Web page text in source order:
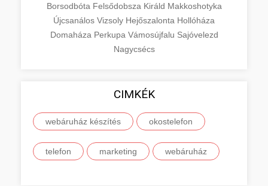
Borsodbóta Felsődobsza Királd Makkoshotyka
Újcsanálos Vizsoly Hejőszalonta Hollóháza
Domaháza Perkupa Vámosújfalu Sajóvelezd
Nagycsécs
CIMKÉK
webáruház készítés okostelefon
telefon marketing webáruház